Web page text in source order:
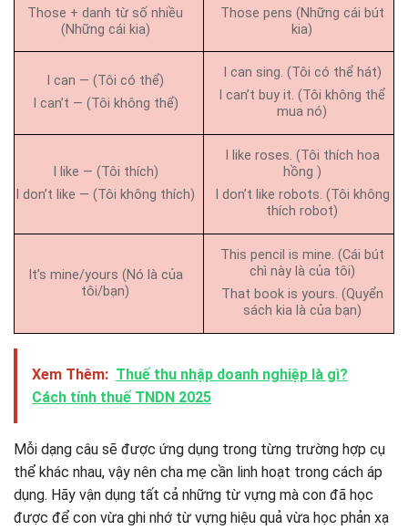
Those + danh từ số nhiều
(Những cái kia)
Those pens (Những cái bút
kia)
I can — (Tôi có thể)
I can’t — (Tôi không thể)
I can sing. (Tôi có thể hát)
I can’t buy it. (Tôi không thể
mua nó)
I like — (Tôi thích)
I don’t like — (Tôi không thích)
I like roses. (Tôi thích hoa
hồng )
I don’t like robots. (Tôi không
thích robot)
It’s mine/yours (Nó là của
tôi/bạn)
This pencil is mine. (Cái bút
chì này là của tôi)
That book is yours. (Quyển
sách kia là của bạn)
Xem Thêm: Thuế thu nhập doanh nghiệp là gì?
Cách tính thuế TNDN 2025
Mỗi dạng câu sẽ được ứng dụng trong từng trường hợp cụ
thể khác nhau, vậy nên cha mẹ cần linh hoạt trong cách áp
dụng. Hãy vận dụng tất cả những từ vựng mà con đã học
được để con vừa ghi nhớ từ vựng hiệu quả vừa học phản xạ